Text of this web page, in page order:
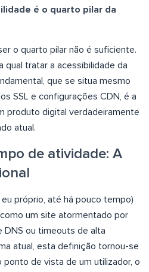
é o quarto pilar da
o quarto pilar não é suficiente.
qual tratar a acessibilidade da
que se situa mesmo
SSL e configurações CDN, é a
produto digital verdadeiramente
atual.
de atividade: A
próprio, até há pouco tempo)
um site atormentado por
DNS ou timeouts de alta
atual, esta definição tornou-se
de vista de um utilizador, o